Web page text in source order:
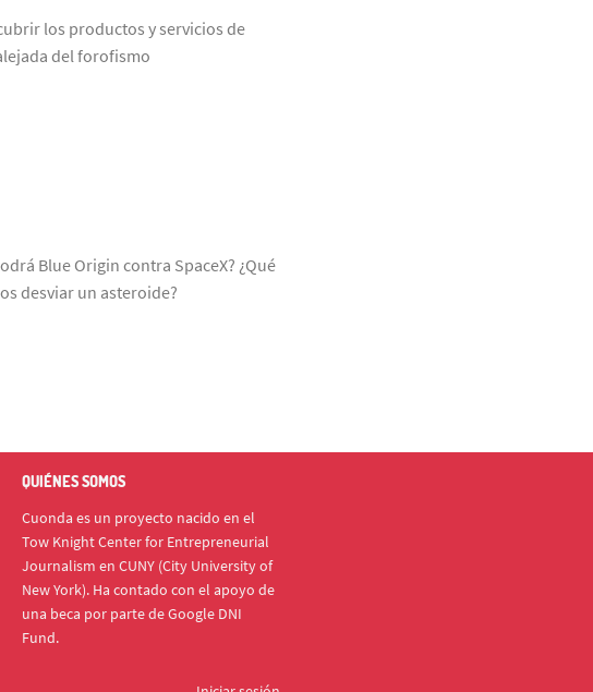
los productos y servicios de
del forofismo
Blue Origin contra SpaceX? ¿Qué
desviar un asteroide?
QUIÉNES SOMOS
Cuonda es un proyecto nacido en el
Tow Knight Center for Entrepreneurial
Journalism en CUNY (City University of
New York). Ha contado con el apoyo de
una beca por parte de Google DNI
Fund.